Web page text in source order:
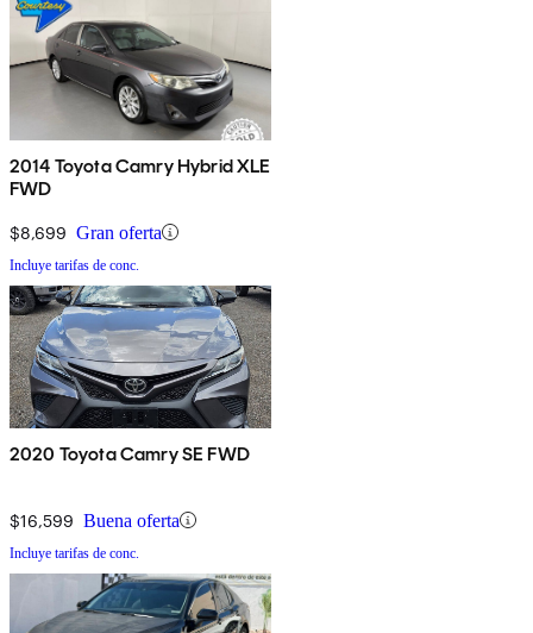
2014 Toyota Camry Hybrid XLE
FWD
$8,699 Gran oferta
Incluye tarifas de conc.
2020 Toyota Camry SE FWD
$16,599 Buena oferta
Incluye tarifas de conc.